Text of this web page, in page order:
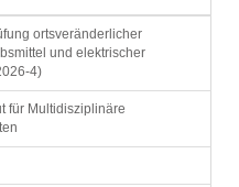
ortsveränderlicher
und elektrischer
4)
für Multidisziplinäre